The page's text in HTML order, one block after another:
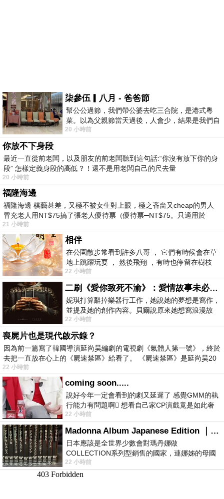
柒參伍▎八月 - 爸爸節
幫公公過節，我們帶公婆去吃三合院，是港式粵
菜。以為父親節當天過後，人會少，結果是我們自
己想多了。人陸續地進，滿滿都是人，個人
20 小時前
你放不下身段
最近一直從前老闆，以及朋友的前老闆聽到這句話:“你沒有放下你的身
段” 怎樣定義身段的高低？！還不是用老闆自己的尺去量
20 小時前
福隆海邊
福隆海邊 棋藝甚差，又極不被女生對上眼，極之吝嗇又cheap的男人
冒充老人用NT$75搞了張老人優待票（優待票─NT$75。只適用於
21 小時前
相伴
在公園散步常看到許多八哥 ， 它們有時候會在草
地上跳躍玩耍 ， 然後飛翔 ，有時也停留在樹枝
上，它們身軀是咖啡色的，鳥喙是黃色
22 小時前
二刷《愛你致死不渝》：愛情故事未必是浪漫故事
妮琪打算辭掉樂器行工作，她說她的夢想是寫作，
並提及她的創作內容。貝爾說原來她想寫浪漫故
事，妮琪回應：「不是浪漫故事，是愛情
22 小時前
喪屍片也是現代啟示錄？
因為前一篇寫了韓國導演延尚昊編劇的電視劇《氣體人第一號》，終於
去把一直放在心上的《屍速禁區》給看了。 《屍速禁區》是延尚昊20
22 小時前
coming soon.....
說好今年一定會看到的劇又延遲了 感覺GMM的執
行能力有問題啊🫩 想看自己家CP演戲竟是如此奢
侈的事 GMM你說看看啊😑 先把劇放
22 小時前
Madonna Album Japanese Edition ｜瑪丹娜專輯們2026年日本版重發系列
日本應該是全世界少數會對瑪丹娜做
COLLECTION系列型銷售的國家，連娜姊的母國
美國都沒對她這樣過，這全拜在他們到現在唱片
22 小時前